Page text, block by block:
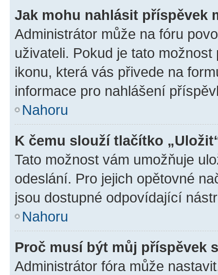
Jak mohu nahlásit příspěvek
Administrátor může na fóru
uživateli. Pokud je tato
ikonu, která vás přivede na
informace pro nahlášení
Nahoru
K čemu slouží tlačítko
Tato možnost vám umožňuje
odeslání. Pro jejich opětovné
jsou dostupné odpovídající
Nahoru
Proč musí být můj příspěvek
Administrátor fóra může